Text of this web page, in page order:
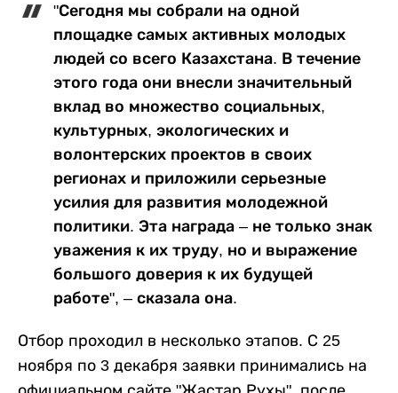
"Сегодня мы собрали на одной
площадке самых активных молодых
людей со всего Казахстана. В течение
этого года они внесли значительный
вклад во множество социальных,
культурных, экологических и
волонтерских проектов в своих
регионах и приложили серьезные
усилия для развития молодежной
политики. Эта награда – не только знак
уважения к их труду, но и выражение
большого доверия к их будущей
работе", – сказала она.
Отбор проходил в несколько этапов. С 25
ноября по 3 декабря заявки принимались на